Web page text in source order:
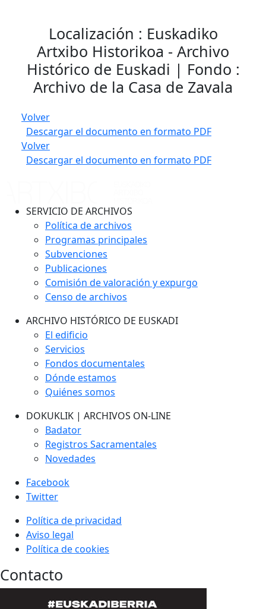
Localización : Euskadiko
Artxibo Historikoa - Archivo
Histórico de Euskadi | Fondo :
Archivo de la Casa de Zavala
Volver
Descargar el documento en formato PDF
Volver
Descargar el documento en formato PDF
SERVICIO DE ARCHIVOS
Política de archivos
Programas principales
Subvenciones
Publicaciones
Comisión de valoración y expurgo
Censo de archivos
ARCHIVO HISTÓRICO DE EUSKADI
El edificio
Servicios
Fondos documentales
Dónde estamos
Quiénes somos
DOKUKLIK | ARCHIVOS ON-LINE
Badator
Registros Sacramentales
Novedades
Facebook
Twitter
Política de privacidad
Aviso legal
Política de cookies
Contacto